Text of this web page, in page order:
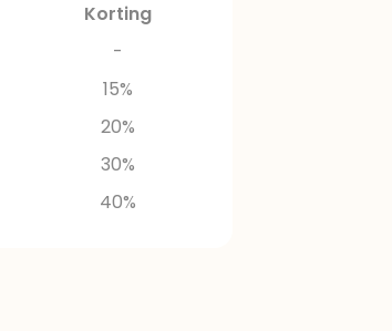
Korting
-
15%
20%
30%
40%